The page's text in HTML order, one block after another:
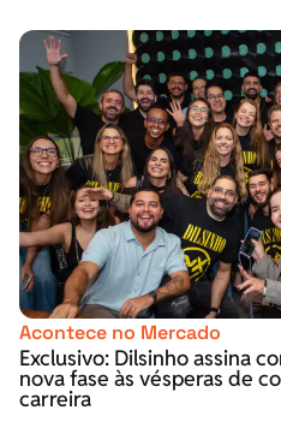
Acontece no Mercado
Exclusivo: Dilsinho assina
nova fase às vésperas de
carreira